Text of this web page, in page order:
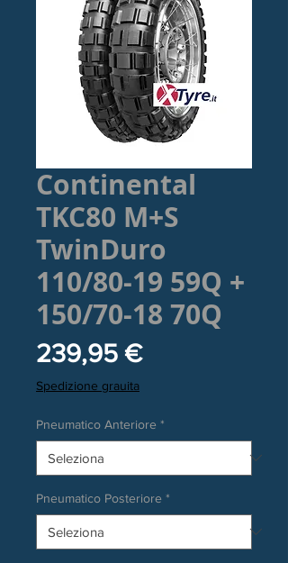
Continental
TKC80 M+S
TwinDuro
110/80-19 59Q +
150/70-18 70Q
239,95 €Prezzo
Spedizione grauita
Pneumatico Anteriore *
Pneumatico Posteriore *